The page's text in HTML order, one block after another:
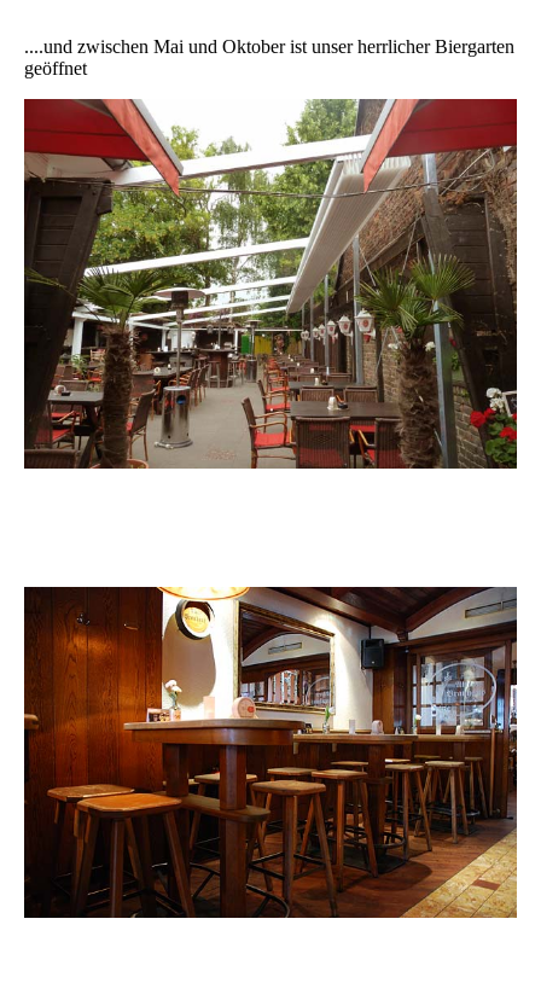
....und zwischen Mai und Oktober ist unser herrlicher Biergarten
geöffnet